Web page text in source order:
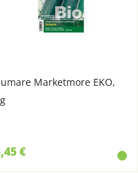
Marketmore EKO,
€